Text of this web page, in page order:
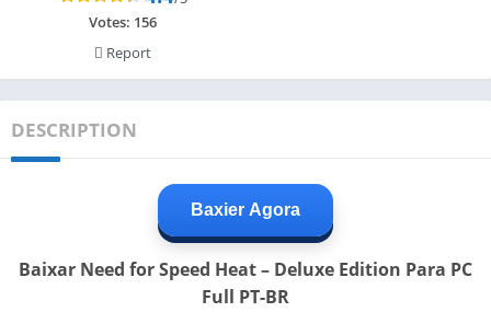
Votes: 156
Report
DESCRIPTION
Baxier Agora
Baixar Need for Speed Heat – Deluxe Edition Para PC
Full PT-BR